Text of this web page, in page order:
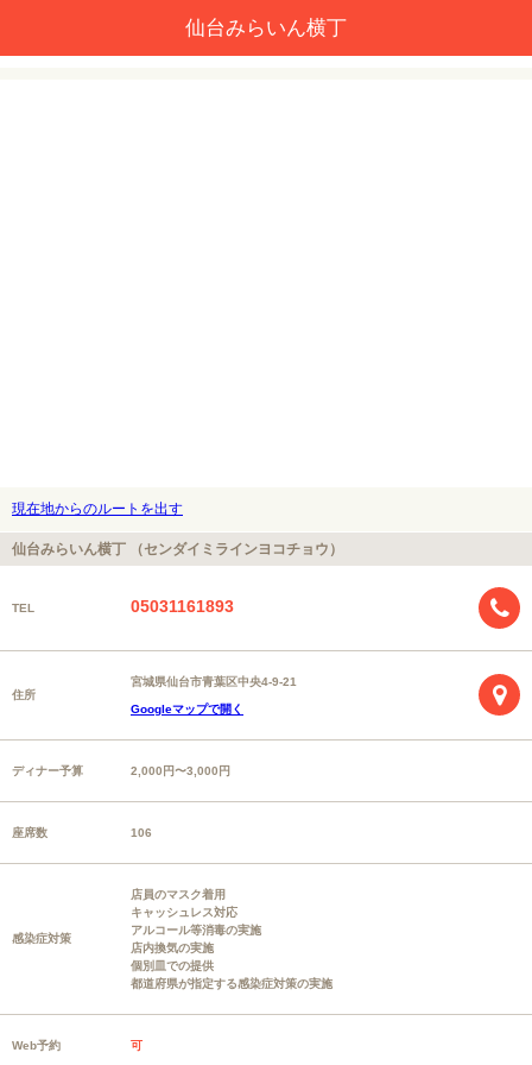
仙台みらいん横丁
現在地からのルートを出す
仙台みらいん横丁 （センダイミラインヨコチョウ）
TEL 05031161893
住所
宮城県仙台市青葉区中央4-9-21
Googleマップで開く
ディナー予算 2,000円〜3,000円
座席数 106
感染症対策
店員のマスク着用
キャッシュレス対応
アルコール等消毒の実施
店内換気の実施
個別皿での提供
都道府県が指定する感染症対策の実施
Web予約 可